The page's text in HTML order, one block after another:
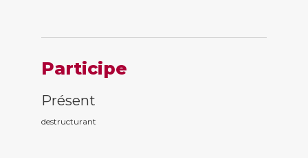
Participe
Présent
destructurant